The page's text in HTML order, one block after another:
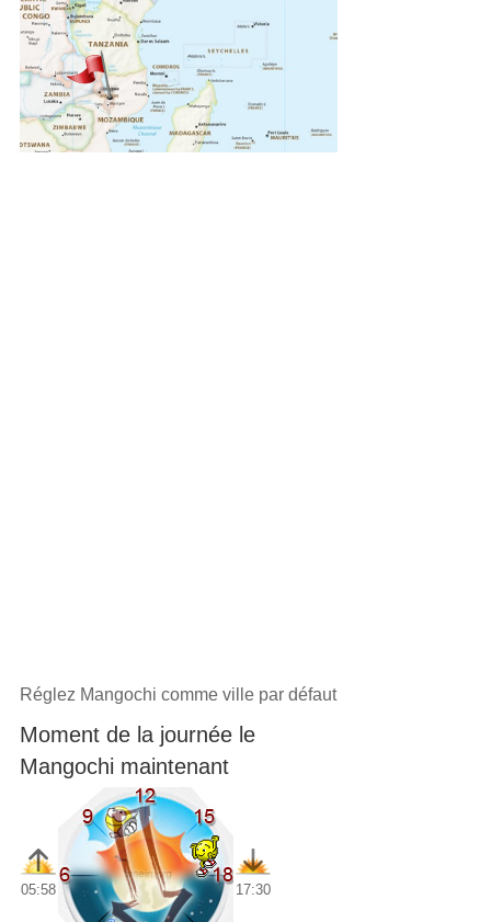
Réglez Mangochi comme ville par défaut
Moment de la journée le
Mangochi maintenant
05:58 17:30